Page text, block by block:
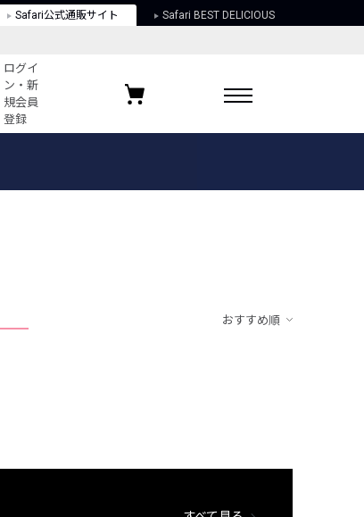
Safari公式通販サイト Safari BEST DELICIOUS
ログイ
ン・新
規会員
登録
お気に入りブランド
おすすめ順